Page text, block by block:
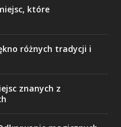
które
różnych tradycji i
znanych z